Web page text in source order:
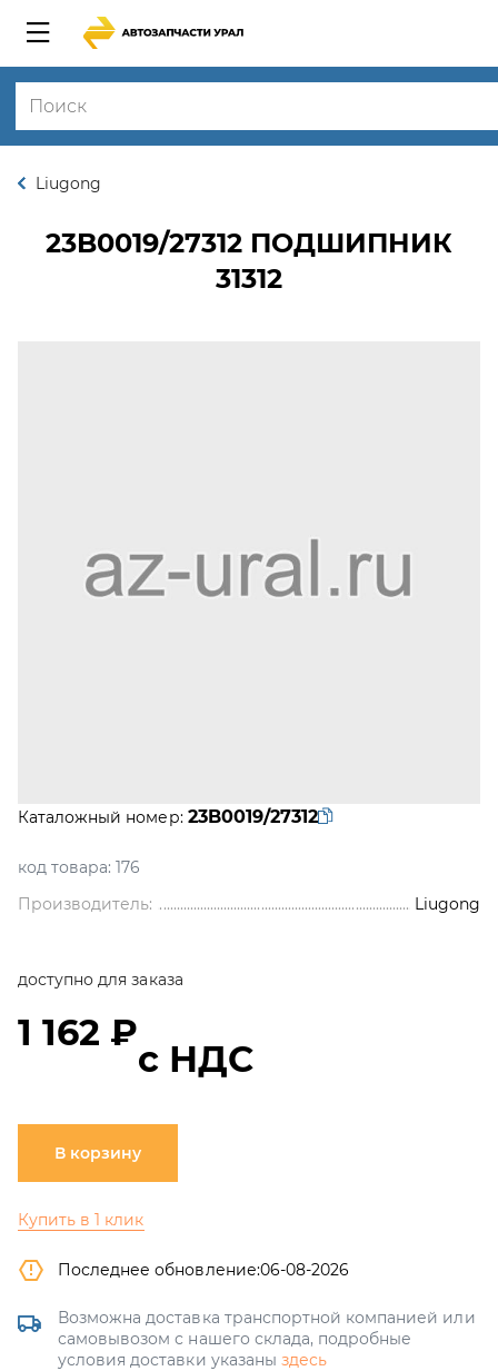
Liugong
23B0019/27312 ПОДШИПНИК
31312
Каталожный номер: 23B0019/27312
код товара: 176
Производитель:
Liugong
доступно для заказа
1 162 ₽
с НДС
В корзину
Купить в 1 клик
Последнее обновление:06-08-2026
Возможна доставка транспортной компанией или
самовывозом с нашего склада, подробные
условия доставки указаны здесь